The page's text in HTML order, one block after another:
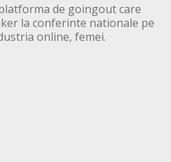
de goingout care
la conferinte nationale pe
online, femei.